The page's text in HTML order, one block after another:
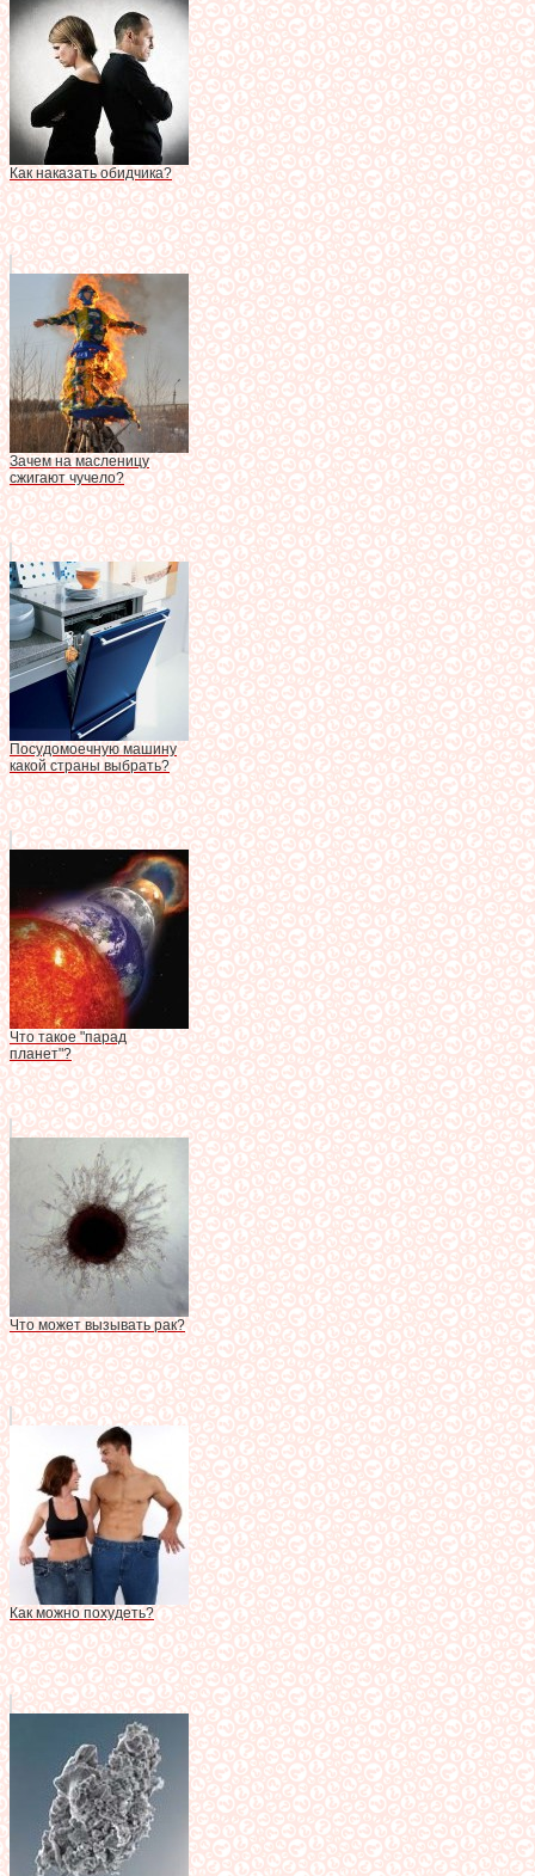
Как наказать обидчика?
Зачем на масленицу
сжигают чучело?
Посудомоечную машину
какой страны выбрать?
Что такое "парад
планет"?
Что может вызывать рак?
Как можно похудеть?